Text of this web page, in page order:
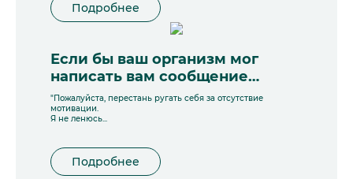
Подробнее
Если бы ваш организм мог
написать вам сообщение…
"Пожалуйста, перестань ругать себя за отсутствие
мотивации.
Я не ленюсь...
Подробнее